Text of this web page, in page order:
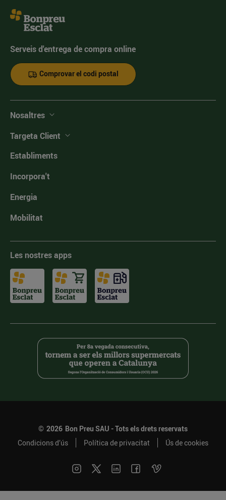
Serveis d'entrega de compra online
Comprovar el codi postal
Nosaltres
Targeta Client
Establiments
Incorpora't
Energia
Mobilitat
Les nostres apps
© 2026 Bon Preu SAU - Tots els drets reservats
Condicions d’ús
Política de privacitat Ús de cookies